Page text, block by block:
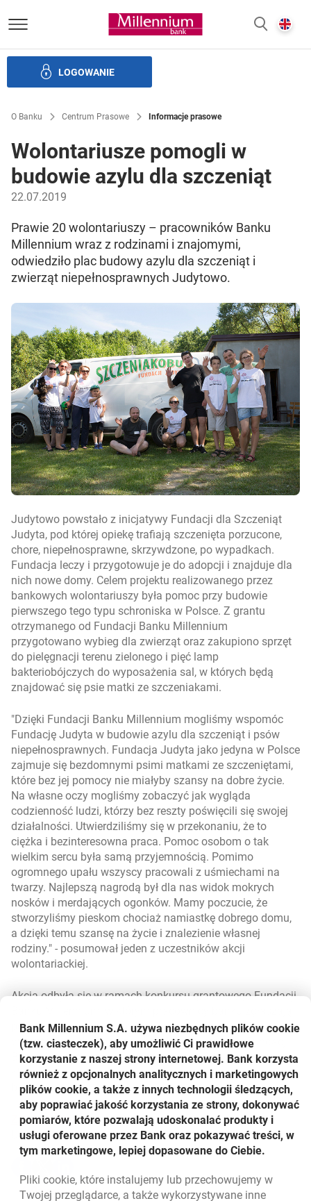
Bank Millennium homepage
LOGOWANIE
O Banku Centrum Prasowe Informacje prasowe
Wolontariusze pomogli w
budowie azylu dla szczeniąt
22.07.2019
Prawie 20 wolontariuszy – pracowników Banku
Millennium wraz z rodzinami i znajomymi,
odwiedziło plac budowy azylu dla szczeniąt i
zwierząt niepełnosprawnych Judytowo.
Judytowo powstało z inicjatywy Fundacji dla Szczeniąt
Judyta, pod której opiekę trafiają szczenięta porzucone,
chore, niepełnosprawne, skrzywdzone, po wypadkach.
Fundacja leczy i przygotowuje je do adopcji i znajduje dla
nich nowe domy. Celem projektu realizowanego przez
bankowych wolontariuszy była pomoc przy budowie
pierwszego tego typu schroniska w Polsce. Z grantu
otrzymanego od Fundacji Banku Millennium
przygotowano wybieg dla zwierząt oraz zakupiono sprzęt
do pielęgnacji terenu zielonego i pięć lamp
bakteriobójczych do wyposażenia sal, w których będą
znajdować się psie matki ze szczeniakami.
Dzięki Fundacji Banku Millennium mogliśmy wspomóc
Fundację Judyta w budowie azylu dla szczeniąt i psów
niepełnosprawnych. Fundacja Judyta jako jedyna w Polsce
zajmuje się bezdomnymi psimi matkami ze szczeniętami,
które bez jej pomocy nie miałyby szansy na dobre życie.
Na własne oczy mogliśmy zobaczyć jak wygląda
codzienność ludzi, którzy bez reszty poświęcili się swojej
działalności. Utwierdziliśmy się w przekonaniu, że to
ciężka i bezinteresowna praca. Pomoc osobom o tak
wielkim sercu była samą przyjemnością. Pomimo
ogromnego upału wszyscy pracowali z uśmiechami na
twarzy. Najlepszą nagrodą był dla nas widok mokrych
nosków i merdających ogonków. Mamy poczucie, że
stworzyliśmy pieskom chociaż namiastkę dobrego domu,
a dzięki temu szansę na życie i znalezienie własnej
rodziny. - posumował jeden z uczestników akcji
wolontariackiej.
Akcja odbyła się w ramach konkursu grantowego Fundacji
pomysły na akcje społeczne. Do tej pory w akcjach
wolontariackich organizowanych przy wsparciu Fundacji
Banku Millennium wzięło udział ponad 300 wolontariuszy,
którzy zrealizowali programy dla kilku tysięcy
beneficjentów.
Zobacz videootwiera się w nowej karcie
Udostępnij
otwiera się w nowej karcie
otwiera się w nowej karcie
otwiera się w nowej karcie
Powrót do listy
Bank Millennium S.A. używa niezbędnych plików cookie
(tzw. ciasteczek), aby umożliwić Ci prawidłowe
korzystanie z naszej strony internetowej. Bank korzysta
również z opcjonalnych analitycznych i marketingowych
plików cookie, a także z innych technologii śledzących,
aby poprawiać jakość korzystania ze strony, dokonywać
pomiarów, które pozwalają udoskonalać produkty i
usługi oferowane przez Bank oraz pokazywać treści, w
tym marketingowe, lepiej dopasowane do Ciebie.
Pliki cookie, które instalujemy lub przechowujemy w
Twojej przeglądarce, a także wykorzystywane inne